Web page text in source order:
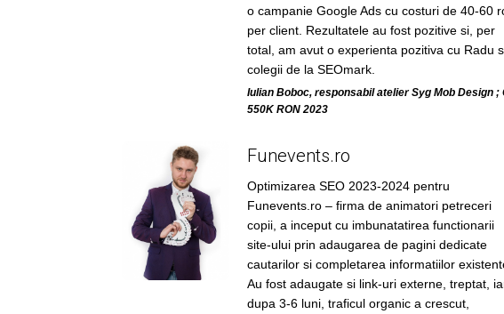
o campanie Google Ads cu costuri de 40-60
per client. Rezultatele au fost pozitive si, per
total, am avut o experienta pozitiva cu Radu
colegii de la SEOmark.
Iulian Boboc, responsabil atelier Syg Mob Design ;
550K RON 2023
Funevents.ro
Optimizarea SEO 2023-2024 pentru
Funevents.ro – firma de animatori petreceri
copii, a inceput cu imbunatatirea functionarii
site-ului prin adaugarea de pagini dedicate
cautarilor si completarea informatiilor
Au fost adaugate si link-uri externe, treptat,
dupa 3-6 luni, traficul organic a crescut,